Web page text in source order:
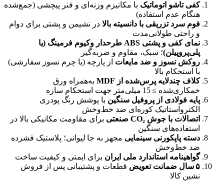
کفی تاشو اتوماتیک با مکانیزم وزنه‌ای و فنر پیچشی (جمع‌شده
هنگام عدم استفاده)
فوم سرد تزریقی با دانسیته بالا در نشیمن و پشتی برای دوام
و راحتی طولانی‌مدت
نمای کفی و پشتی
طرحدار وکیوم فرمینگ (یا
پلی‌پروپیلن)؛ سبک، مقاوم و ضربه‌گیر
روکش نسوز و ضد مایعات از پارچه (یا چرم نسوز سفارشی)
با استحکام بالا
کلاف چندلایه پرس‌شده از
به‌همراه ورق
خمکاری‌شده ≥ 15 میلی‌متر جهت استحکام سازه
پایه فولادی از پروفیل سنگین با پوشش رنگ پودری
الکترواستاتیک کوره‌ای ضد خط‌وخش
اتصالات با جوش
صنعتی برای مقاومت مکانیکی بالا در
استفاده‌های سنگین
دسته پاپکورنی سینمایی مجهز به جا لیوانی؛ پلاستیک فشرده
ضد خط‌وخش
گواهینامه استاندارد ملی ایران برای ایمنی و کیفیت ساخت
۵سال ضمانت تعویض قطعات و پشتیبانی پس از فروش
نشین کالا